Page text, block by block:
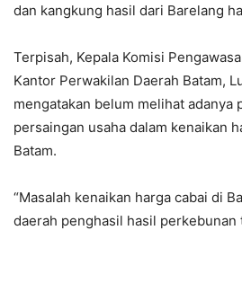
dan kangkung hasil dari Barelang
Terpisah, Kepala Komisi
Kantor Perwakilan Daerah Batam,
mengatakan belum melihat adanya
persaingan usaha dalam kenaikan
Batam.
“Masalah kenaikan harga cabai di
daerah penghasil hasil perkebunan